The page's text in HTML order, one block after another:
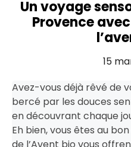
Un voyage
Provence
15
Avez-vous déjà rêvé de
bercé par les douces
en découvrant chaque
Eh bien, vous êtes au